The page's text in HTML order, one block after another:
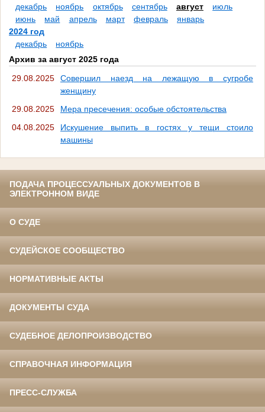
декабрь
ноябрь октябрь сентябрь август
июль
июнь
май апрель март февраль
январь
2024 год
декабрь
ноябрь
Архив за август 2025 года
29.08.2025
Совершил наезд на лежащую в сугробе
женщину
29.08.2025
Мера пресечения: особые обстоятельства
04.08.2025
Искушение выпить в гостях у тещи стоило
машины
ПОДАЧА ПРОЦЕССУАЛЬНЫХ ДОКУМЕНТОВ В
ЭЛЕКТРОННОМ ВИДЕ
О СУДЕ
СУДЕЙСКОЕ СООБЩЕСТВО
НОРМАТИВНЫЕ АКТЫ
ДОКУМЕНТЫ СУДА
СУДЕБНОЕ ДЕЛОПРОИЗВОДСТВО
СПРАВОЧНАЯ ИНФОРМАЦИЯ
ПРЕСС-СЛУЖБА